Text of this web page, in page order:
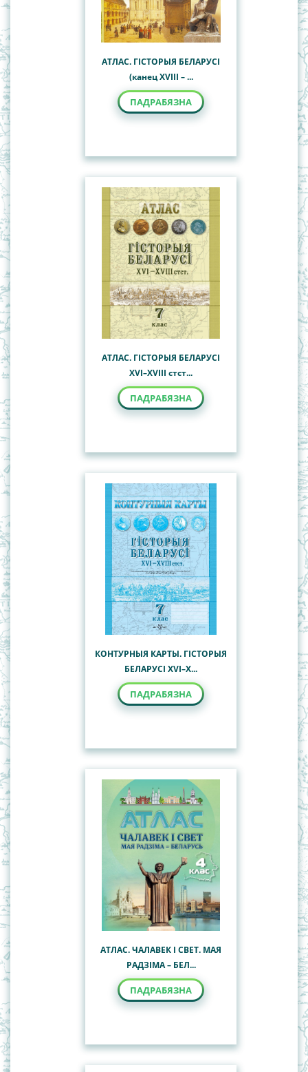
АТЛАС. ГІСТОРЫЯ БЕЛАРУСІ
(канец ХVIII – ...
ПАДРАБЯЗНА
АТЛАС. ГІСТОРЫЯ БЕЛАРУСІ
ХVI–ХVIIІ стст...
ПАДРАБЯЗНА
КОНТУРНЫЯ КАРТЫ. ГІСТОРЫЯ
БЕЛАРУСІ XVI–X...
ПАДРАБЯЗНА
АТЛАС. ЧАЛАВЕК І СВЕТ. МАЯ
РАДЗІМА – БЕЛ...
ПАДРАБЯЗНА